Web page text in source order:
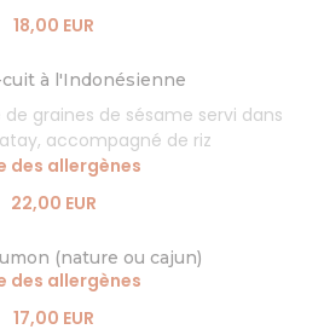
18,00 EUR
à l'Indonésienne
graines de sésame servi dans
accompagné de riz
des allergènes
22,00 EUR
(nature ou cajun)
des allergènes
17,00 EUR